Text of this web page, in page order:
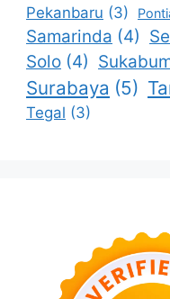
Pekanbaru (3)
Samarinda (4)
Solo (4)
Surabaya (5)
Tegal (3)